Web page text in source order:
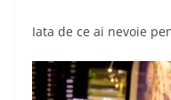
Iata de ce ai nevoie